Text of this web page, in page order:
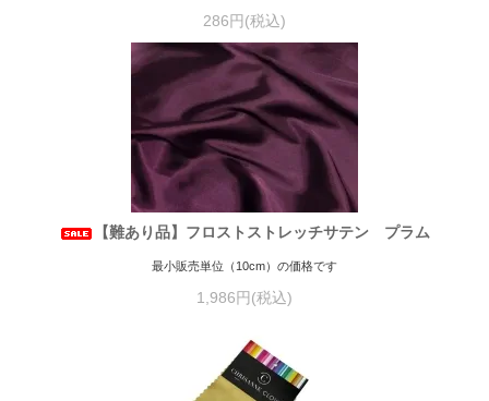
286円(税込)
【難あり品】フロストストレッチサテン プラム
最小販売単位（10cm）の価格です
1,986円(税込)